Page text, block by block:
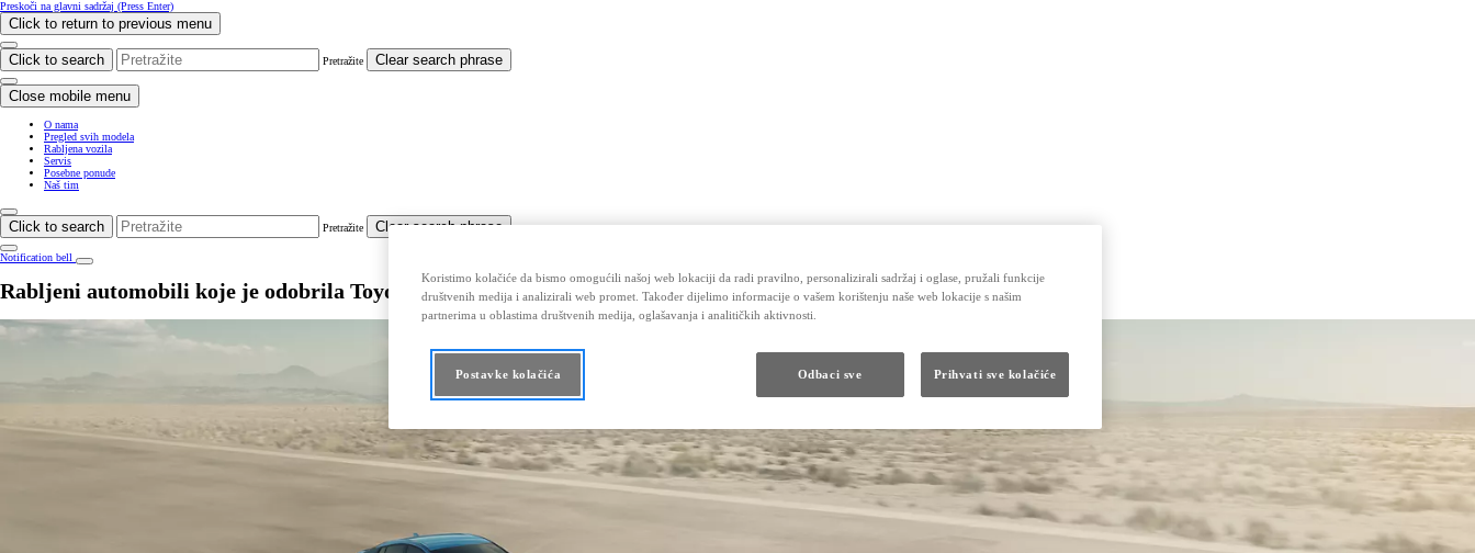
Preskoči na glavni sadržaj (Press Enter)
Click to return to previous menu
Click to search Pretražite Clear search phrase
Close mobile menu
O nama
Pregled svih modela
Rabljena vozila
Servis
Posebne ponude
Naš tim
Click to search Pretražite Clear search phrase
Notification bell
Rabljeni automobili koje je odobrila Toyota
Koristimo kolačiće da bismo omogućili našoj web lokaciji da radi pravilno, personalizirali sadržaj i oglase, pružali funkcije
društvenih medija i analizirali web promet. Također dijelimo informacije o vašem korištenju naše web lokacije s našim
partnerima u oblastima društvenih medija, oglašavanja i analitičkih aktivnosti.
Postavke kolačića Odbaci sve Prihvati sve kolačiće